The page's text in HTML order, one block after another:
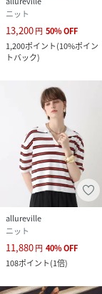
ニット
13,200円 50%OFF
1,200ポイント(10%ポイン
トバック)
allureville
ニット
11,880円 40%OFF
108ポイント(1倍)